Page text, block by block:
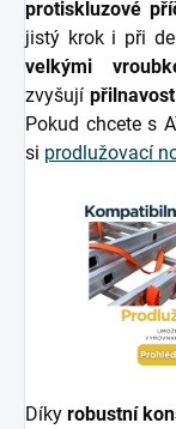
protiskluzové
jistý krok i při
velkými
zvyšujípřilnavost
Pokud chcete s
si prodlužovací
Díky robustní